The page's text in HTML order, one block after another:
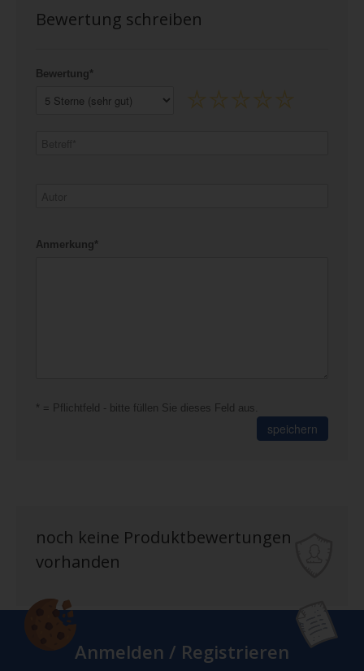
Bewertung schreiben
Bewertung*
Anmerkung*
* = Pflichtfeld - bitte füllen Sie dieses Feld aus.
speichern
noch keine Produktbewertungen
vorhanden
Anmelden / Registrieren